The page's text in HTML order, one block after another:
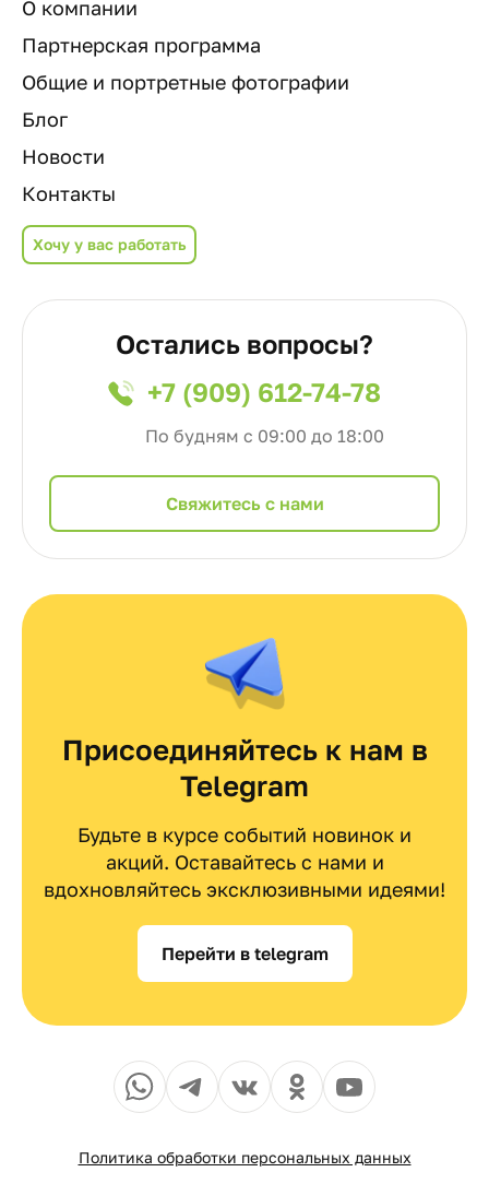
О компании
Партнерская программа
Общие и портретные фотографии
Блог
Новости
Контакты
Хочу у вас работать
Остались вопросы?
+7 (909) 612-74-78
По будням с 09:00 до 18:00
Cвяжитесь с нами
Присоединяйтесь к нам в
Telegram
Будьте в курсе событий новинок и
акций. Оставайтесь с нами и
вдохновляйтесь эксклюзивными идеями!
Перейти в telegram
Политика обработки персональных данных